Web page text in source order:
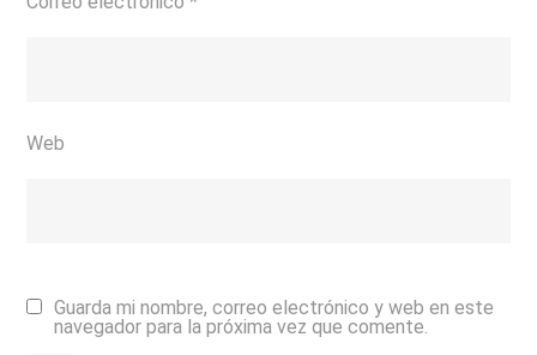
Web
Guarda mi nombre, correo electrónico y web en este
navegador para la próxima vez que comente.